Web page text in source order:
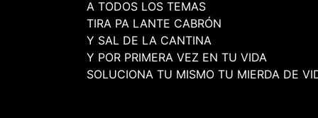
A TODOS LOS TEMAS
TIRA PA LANTE CABRÓN
Y SAL DE LA CANTINA
Y POR PRIMERA VEZ EN TU VIDA
SOLUCIONA TU MISMO TU MIERDA DE